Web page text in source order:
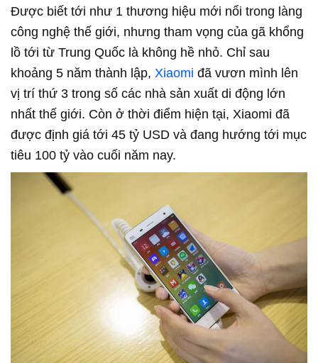
Được biết tới như 1 thương hiệu mới nổi trong làng
công nghệ thế giới, nhưng tham vọng của gã khổng
lồ tới từ Trung Quốc là không hề nhỏ. Chỉ sau
khoảng 5 năm thành lập, Xiaomi đã vươn mình lên
vị trí thứ 3 trong số các nhà sản xuất di động lớn
nhất thế giới. Còn ở thời điểm hiện tại, Xiaomi đã
được định giá tới 45 tỷ USD và đang hướng tới mục
tiêu 100 tỷ vào cuối năm nay.